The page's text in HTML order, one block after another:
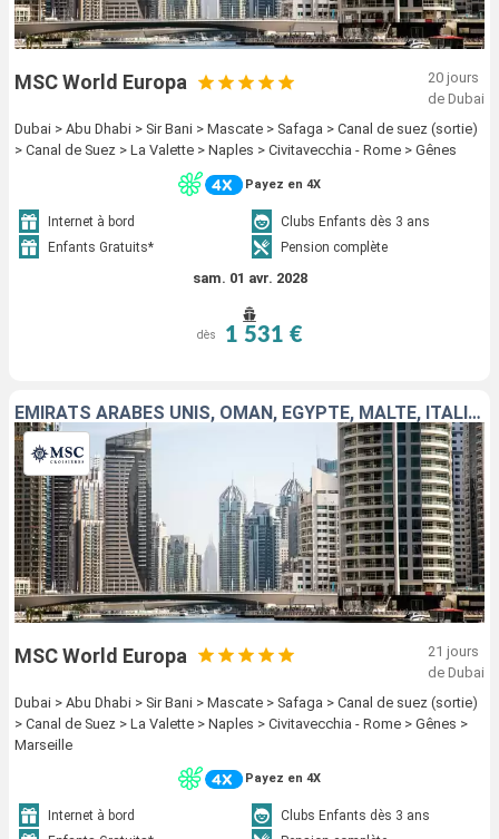
MSC World Europa
20 jours
de Dubai
Dubai > Abu Dhabi > Sir Bani > Mascate > Safaga > Canal de suez (sortie)
> Canal de Suez > La Valette > Naples > Civitavecchia - Rome > Gênes
Payez en 4X
Internet à bord
Clubs Enfants dès 3 ans
Enfants Gratuits*
Pension complète
sam. 01 avr. 2028
dès 1 531 €
EMIRATS ARABES UNIS, OMAN, EGYPTE, MALTE, ITALIE, FRANCE
MSC World Europa
21 jours
de Dubai
Dubai > Abu Dhabi > Sir Bani > Mascate > Safaga > Canal de suez (sortie)
> Canal de Suez > La Valette > Naples > Civitavecchia - Rome > Gênes >
Marseille
Payez en 4X
Internet à bord
Clubs Enfants dès 3 ans